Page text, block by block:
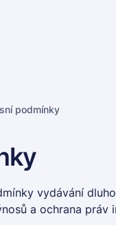
podmínky
vydávání
a ochrana práv